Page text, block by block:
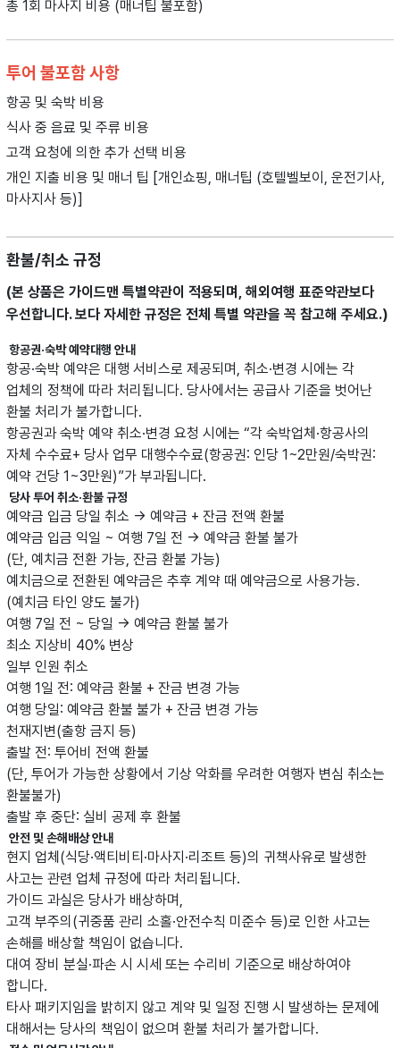
총 1회 마사지 비용 (매너팁 불포함)
투어 불포함 사항
항공 및 숙박 비용
식사 중 음료 및 주류 비용
고객 요청에 의한 추가 선택 비용
개인 지출 비용 및 매너 팁 [개인쇼핑, 매너팁 (호텔벨보이, 운전기사,
마사지사 등)]
환불/취소 규정
(본 상품은 가이드맨 특별약관이 적용되며, 해외여행 표준약관보다
우선합니다.보다 자세한 규정은 전체 특별 약관을 꼭 참고해 주세요.)
항공권·숙박 예약대행 안내
항공·숙박 예약은 대행 서비스로 제공되며, 취소·변경 시에는 각
업체의 정책에 따라 처리됩니다. 당사에서는 공급사 기준을 벗어난
환불 처리가 불가합니다.
항공권과 숙박 예약 취소·변경 요청 시에는 “각 숙박업체·항공사의
자체 수수료+ 당사 업무 대행수수료(항공권: 인당 1~2만원/숙박권:
예약 건당 1~3만원)”가 부과됩니다.
당사 투어 취소·환불 규정
예약금 입금 당일 취소 → 예약금 + 잔금 전액 환불
예약금 입금 익일 ~ 여행 7일 전 → 예약금 환불 불가
(단, 예치금 전환 가능, 잔금 환불 가능)
예치금으로 전환된 예약금은 추후 계약 때 예약금으로 사용가능.
(예치금 타인 양도 불가)
여행 7일 전 ~ 당일 → 예약금 환불 불가
최소 지상비 40% 변상
일부 인원 취소
여행 1일 전: 예약금 환불 + 잔금 변경 가능
여행 당일: 예약금 환불 불가 + 잔금 변경 가능
천재지변(출항 금지 등)
출발 전: 투어비 전액 환불
(단, 투어가 가능한 상황에서 기상 악화를 우려한 여행자 변심 취소는
환불불가)
출발 후 중단: 실비 공제 후 환불
안전 및 손해배상 안내
현지 업체(식당·액티비티·마사지·리조트 등)의 귀책사유로 발생한
사고는 관련 업체 규정에 따라 처리됩니다.
가이드 과실은 당사가 배상하며,
고객 부주의(귀중품 관리 소홀·안전수칙 미준수 등)로 인한 사고는
손해를 배상할 책임이 없습니다.
대여 장비 분실·파손 시 시세 또는 수리비 기준으로 배상하여야
합니다.
타사 패키지임을 밝히지 않고 계약 및 일정 진행 시 발생하는 문제에
대해서는 당사의 책임이 없으며 환불 처리가 불가합니다.